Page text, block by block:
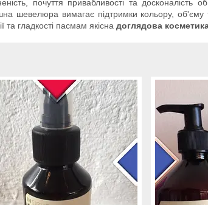
почуття привабливості та
шевелюра вимагає підтримки кольору,
та гладкості пасмам якісна доглядова